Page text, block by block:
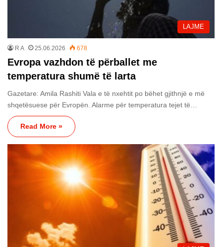
LAJME
R A 25.06.2026 678
Evropa vazhdon të përballet me
temperatura shumë të larta
Gazetare: Amila Rashiti Vala e të nxehtit po bëhet gjithnjë e më
shqetësuese për Evropën. Alarme për temperatura tejet të…
Read More »